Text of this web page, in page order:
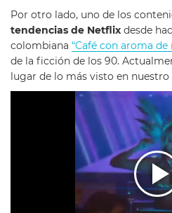
Por otro lado, uno de los
tendencias de Netflix desde
colombiana “Café con aroma de
de la ficción de los 90.
lugar de lo más visto en nuestro